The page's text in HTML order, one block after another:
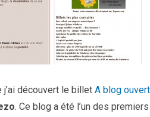
découvert le billet A blog ouvert
. Ce blog a été l’un des